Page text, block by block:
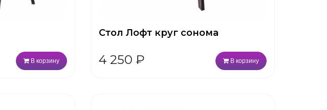
В корзину
Стол Лофт круг сонома
4 250 ₽ В корзину